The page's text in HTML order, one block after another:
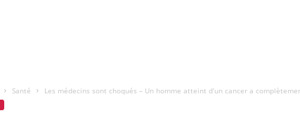
Santé Les médecins sont choqués – Un homme atteint d’un cancer a